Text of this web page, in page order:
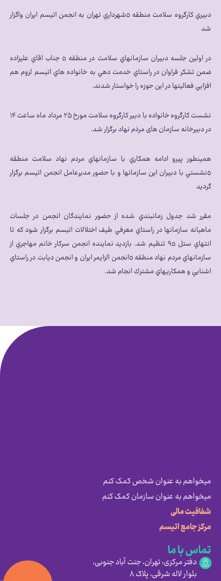
دبيري كارگروه سلامت منطقه ٥شهرداري تهران به انجمن اتيسم ايران واگزار
شد
در اولين جلسه دبيران سازمانهاي سلامت در منطقه ٥ جناب اقاي عليزاده
ضمن تشكر فراوان در راستاي خدمت دهي به خانواده هاي اتيسم لزوم هم
افزايي فعاليتها در اين حوزه را خواستار شدند.
نشست کارگروه خانواده با دبیر کارگروه سلامت مورخ ۲۵ مرداد ماه ساعت ۱۴
در دبیرخانه سازمان های مرذم نهاد برگزار شد.
همينطور پيرو ادامه همكاري با سازمانهاي مردم نهاد سلامت منطقه
٥نشستي با دبيران اين سازمانها و با حضور مديرعامل انجمن اتيسم برگزار
گرديد
مقرر شد جدول زمانبندي شده از حضور نمايندگان انجمن در جلسات
ماهيانه سازمانها در راستاي معرفي طيف اختلالات اتيسم برگزار شود كه تا
انتهاي ستل ٩٥ تنظيم شد. بازديد نماينده انجمن سركار خانم مهاجري از
سازمانهاي مردم نهاد منطقه ٥انجمن الزايمر ايران و انجمن ديابت در راستاي
اشنايي و همكاريهاي مشترك انجام شد.
میخواهم به عنوان شخص کمک کنم
میخواهم به عنوان سازمان کمک کنم
شفافیت مالی
مرکز جامع اتیسم
تماس با ما
دفتر مرکزی: تهران، جنت آباد جنوبی،
بلوار لاله شرقی، پلاک ۸